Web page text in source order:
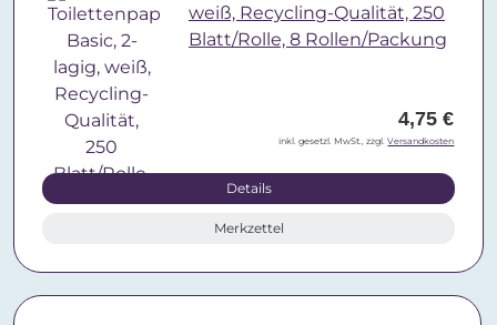
weiß, Recycling-Qualität, 250
Blatt/Rolle, 8 Rollen/Packung
4,75 €
inkl. gesetzl. MwSt., zzgl.Versandkosten
Details
Merkzettel